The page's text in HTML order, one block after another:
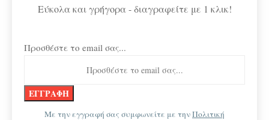
Εύκολα και γρήγορα - διαγραφείτε με 1 κλικ!
Προσθέστε το email σας...
Με την εγγραφή σας συμφωνείτε με τηνΠολιτική